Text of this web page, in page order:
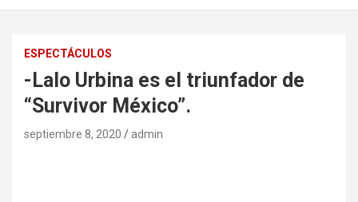
ESPECTÁCULOS
-Lalo Urbina es el triunfador de
“Survivor México”.
septiembre 8, 2020 admin